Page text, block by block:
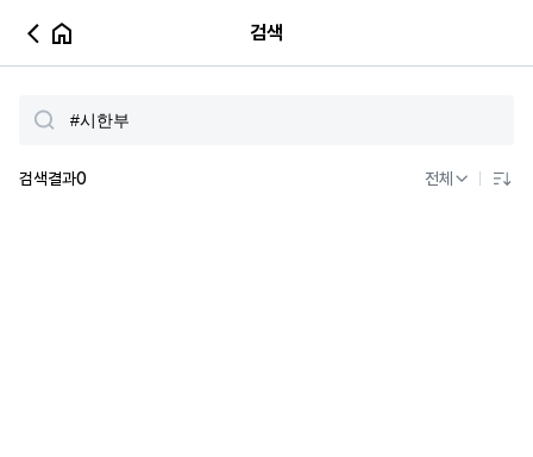
검색
검색결과0 전체